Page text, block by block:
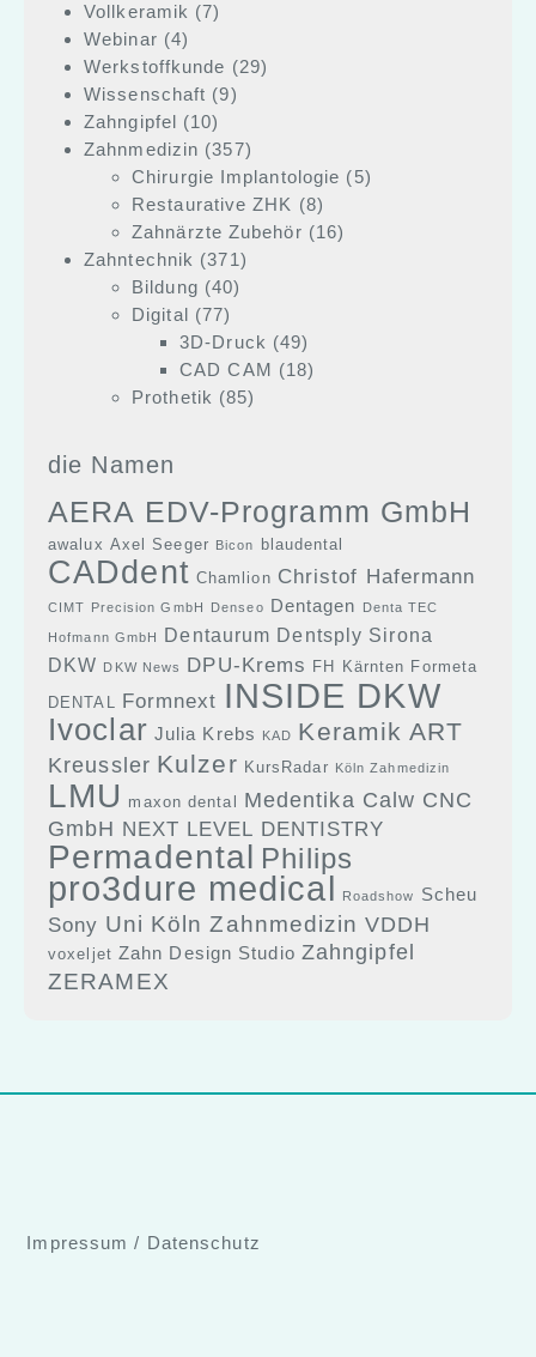
Vollkeramik (7)
Webinar (4)
Werkstoffkunde (29)
Wissenschaft (9)
Zahngipfel (10)
Zahnmedizin (357)
Chirurgie Implantologie (5)
Restaurative ZHK (8)
Zahnärzte Zubehör (16)
Zahntechnik (371)
Bildung (40)
Digital (77)
3D-Druck (49)
CAD CAM (18)
Prothetik (85)
die Namen
AERA EDV-Programm GmbH
awalux Axel Seeger Bicon blaudental
CADdent Chamlion Christof Hafermann
CIMT Precision GmbH Denseo Dentagen Denta TEC
Hofmann GmbH Dentaurum Dentsply Sirona
DKW DKW News DPU-Krems FH Kärnten Formeta
DENTAL Formnext INSIDE DKW
Ivoclar Julia Krebs KAD Keramik ART
Kreussler Kulzer KursRadar Köln Zahmedizin
LMU maxon dental
Medentika Calw CNC
GmbH NEXT LEVEL DENTISTRY
Permadental Philips
pro3dure medical Roadshow Scheu
Sony Uni Köln Zahnmedizin VDDH
voxeljet Zahn Design Studio Zahngipfel
ZERAMEX
Impressum / Datenschutz